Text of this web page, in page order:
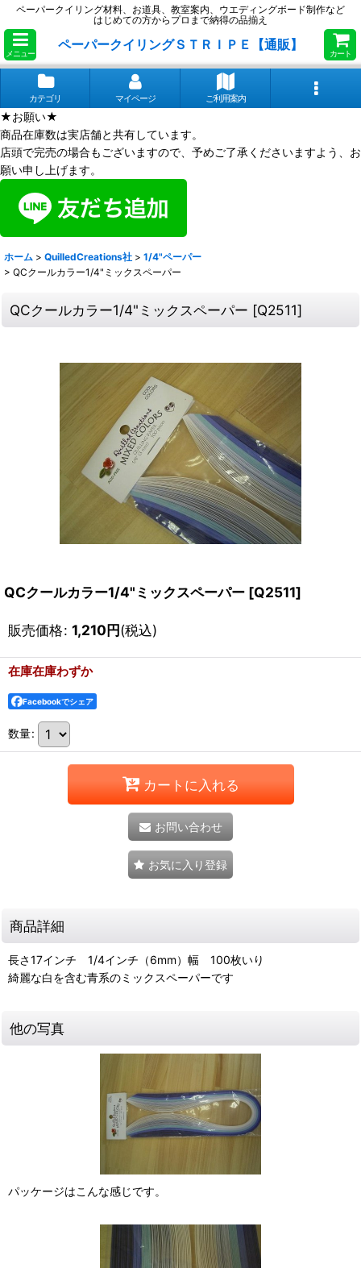
ペーパークイリング材料、お道具、教室案内、ウエディングボード制作など
はじめての方からプロまで納得の品揃え
メニュー
ペーパークイリングＳＴＲＩＰＥ【通販】
カート
カテゴリ マイページ ご利用案内
★お願い★
商品在庫数は実店舗と共有しています。
店頭で完売の場合もございますので、予めご了承くださいますよう、お
願い申し上げます。
ホーム > QuilledCreations社 > 1/4"ペーパー
> QCクールカラー1/4"ミックスペーパー
QCクールカラー1/4"ミックスペーパー [Q2511]
QCクールカラー1/4"ミックスペーパー [Q2511]
販売価格: 1,210円(税込)
在庫在庫わずか
Facebookでシェア
数量:
カートに入れる
お問い合わせ
お気に入り登録
商品詳細
長さ17インチ 1/4インチ（6mm）幅 100枚いり
綺麗な白を含む青系のミックスペーパーです
他の写真
パッケージはこんな感じです。